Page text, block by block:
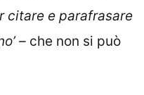
citare e parafrasare
– che non si può